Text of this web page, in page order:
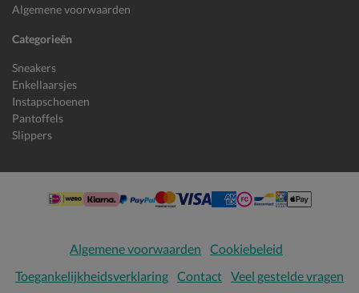
Algemene voorwaarden
Categorieën
Sneakers
Enkellaarsjes
Instapschoenen
Pantoffels
Slippers
Algemene voorwaarden
Cookiebeleid
Toegankelijkheidsverklaring Contact Veel gestelde vragen